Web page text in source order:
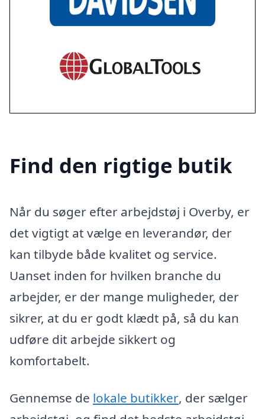
Find den rigtige butik
Når du søger efter arbejdstøj i Overby, er
det vigtigt at vælge en leverandør, der
kan tilbyde både kvalitet og service.
Uanset inden for hvilken branche du
arbejder, er der mange muligheder, der
sikrer, at du er godt klædt på, så du kan
udføre dit arbejde sikkert og
komfortabelt.
Gennemse de lokale butikker, der sælger